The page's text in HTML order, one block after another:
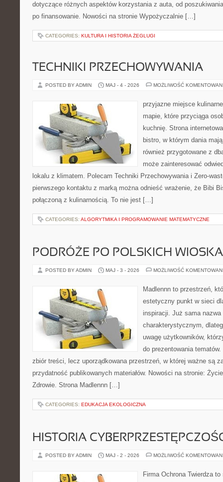
dotyczące różnych aspektów korzystania z auta, od
po finansowanie. Nowości na stronie Wypożyczalnie […]
CATEGORIES: KULTURA I HISTORIA ŻEGLUGI
TECHNIKI PRZECHOWYWANIA
POSTED BY ADMIN MAJ - 4 - 2026 MOŻLIWOŚĆ
przyjazne miejsce
mapie, które przyciąga
kuchnię. Strona
bistro, w którym dania
również przygotowane z
może zainteresować
lokalu z klimatem. Polecam Techniki Przechowywania i Zero-
pierwszego kontaktu z marką można odnieść wrażenie, że Bibi
połączoną z kulinarnością. To nie jest […]
CATEGORIES: ALGORYTMIKA I PROGRAMOWANIE MATEMATYCZNE
PODRÓŻE PO POLSKICH
POSTED BY ADMIN MAJ - 3 - 2026 MOŻLIWOŚĆ
Madlennn to przestrzeń,
estetyczny punkt w sieci
inspiracji. Już sama
charakterystycznym,
uwagę użytkowników,
do prezentowania
zbiór treści, lecz uporządkowana przestrzeń, w której ważne są
przydatność publikowanych materiałów. Nowości na stronie:
Zdrowie. Strona Madlennn […]
CATEGORIES: EDUKACJA EKOLOGICZNA
HISTORIA
POSTED BY ADMIN MAJ - 2 - 2026 MOŻLIWOŚĆ
Firma Ochrona Twierdza